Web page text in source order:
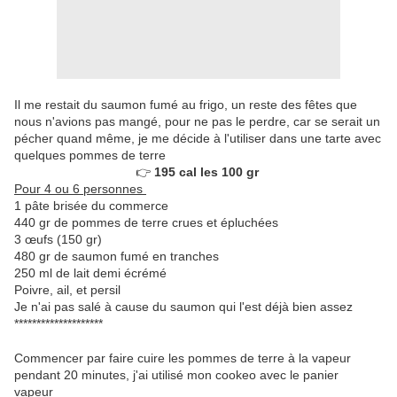
Il me restait du saumon fumé au frigo, un reste des fêtes que
nous n'avions pas mangé, pour ne pas le perdre, car se serait un
pécher quand même, je me décide à l'utiliser dans une tarte avec
quelques pommes de terre
👉 195 cal les 100 gr
Pour 4 ou 6 personnes
1 pâte brisée du commerce
440 gr de pommes de terre crues et épluchées
3 œufs (150 gr)
480 gr de saumon fumé en tranches
250 ml de lait demi écrémé
Poivre, ail, et persil
Je n'ai pas salé à cause du saumon qui l'est déjà bien assez
********************
Commencer par faire cuire les pommes de terre à la vapeur
pendant 20 minutes, j'ai utilisé mon cookeo avec le panier
vapeur